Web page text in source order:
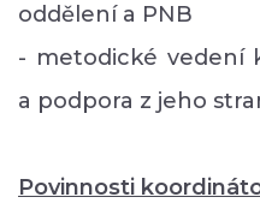
oddělení a PNB
- metodické vedení
a podpora z jeho
Povinnosti